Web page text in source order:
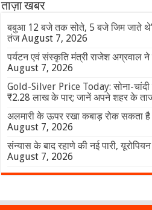
ताज़ा खबर
बबुआ 12 बजे तक सोते, 5 बजे जिम जाते थे’,
तंज August 7, 2026
पर्यटन एवं संस्कृति मंत्री राजेश अग्रवाल
August 7, 2026
Gold-Silver Price Today: सोना-चांदी
₹2.28 लाख के पार; जानें अपने शहर के
अलमारी के ऊपर रखा कबाड़ रोक सकता है
August 7, 2026
संन्यास के बाद रहाणे की नई पारी,
August 7, 2026